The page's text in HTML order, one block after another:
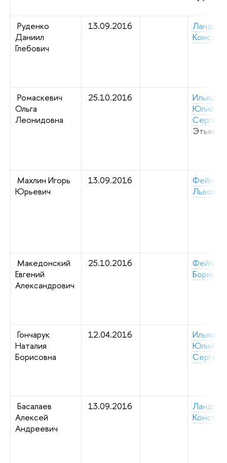
Руденко
Даниил
Глебович
13.09.2016
Ландо
Ромаскевич
Ольга
Леонидовна
25.10.2016
Юлий
Этьен
Махлин Игорь
Юрьевич
13.09.2016
Фейгин
Львович
Македонский
Евгений
Александрович
25.10.2016
Фейгин
Гончарук
Наталия
Борисовна
12.04.2016
Юлий
Басалаев
Алексей
Андреевич
13.09.2016
Ландо